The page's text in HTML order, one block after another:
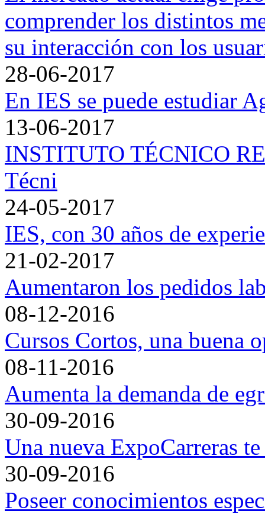
comprender los distintos
su interacción con los
28-06-2017
En IES se puede estudiar
13-06-2017
INSTITUTO TÉCNICO
Técni
24-05-2017
IES, con 30 años de
21-02-2017
Aumentaron los pedidos
08-12-2016
Cursos Cortos, una buena
08-11-2016
Aumenta la demanda de
30-09-2016
Una nueva ExpoCarreras
30-09-2016
Poseer conocimientos